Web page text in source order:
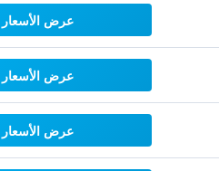
عرض الأسعار
عرض الأسعار
عرض الأسعار